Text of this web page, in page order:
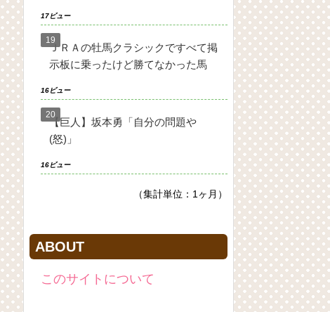
17ビュー
ＪＲＡの牡馬クラシックですべて掲
示板に乗ったけど勝てなかった馬
16ビュー
【巨人】坂本勇「自分の問題や
(怒)」
16ビュー
（集計単位：1ヶ月）
ABOUT
このサイトについて